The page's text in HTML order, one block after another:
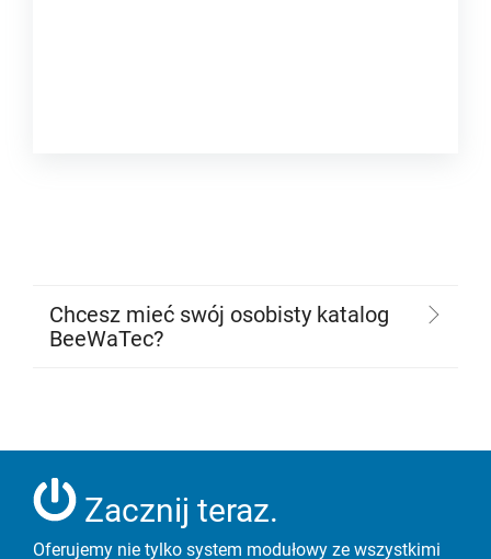
Chcesz mieć swój osobisty katalog
BeeWaTec?
Zacznij teraz.
Oferujemy nie tylko system modułowy ze wszystkimi